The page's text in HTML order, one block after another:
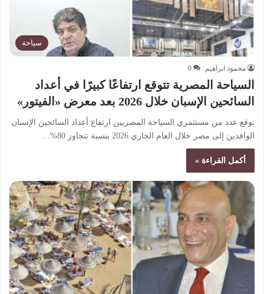
سياحة
محمود ابراهيم 0
السياحة المصرية تتوقع ارتفاعًا كبيرًا في أعداد
السائحين الإسبان خلال 2026 بعد معرض «الفيتور»
توقع عدد من مستثمري السياحة المصريين ارتفاع أعداد السائحين الإسبان
الوافدين إلى مصر خلال العام الجاري 2026 بنسبة تتجاوز 80%…
أكمل القراءة »